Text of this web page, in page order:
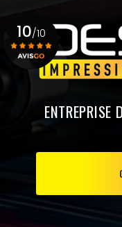
Impression
Gravure
ENTREPRISE
10/10
Voir le certificat